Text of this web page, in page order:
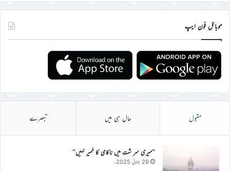
موبائل فون ایپ
مقبول حال ہی میں تبصرے
’’میری سر شت میں ناکامی کا خمیر نہیں‘‘
29 جولائی 2025ء